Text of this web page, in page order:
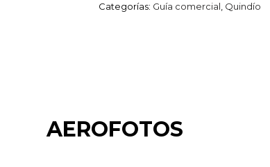
Categorías: Guía comercial Quindío
AEROFOTOS